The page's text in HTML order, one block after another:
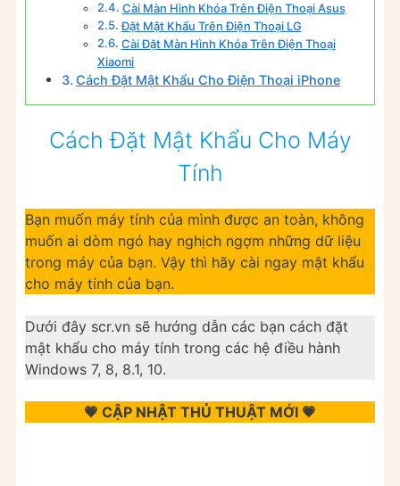
Cài Màn Hình Khóa Trên Điện Thoại Asus
Đặt Mật Khẩu Trên Điện Thoại LG
Cài Đặt Màn Hình Khóa Trên Điện Thoại
Xiaomi
Cách Đặt Mật Khẩu Cho Điện Thoại iPhone
Cách Đặt Mật Khẩu Cho Máy
Tính
Bạn muốn máy tính của mình được an toàn, không
muốn ai dòm ngó hay nghịch ngợm những dữ liệu
trong máy của bạn. Vậy thì hãy cài ngay mật khẩu
cho máy tính của bạn.
Dưới đây scr.vn sẽ hướng dẫn các bạn cách đặt
mật khẩu cho máy tính trong các hệ điều hành
Windows 7, 8, 8.1, 10.
💗 CẬP NHẬT THỦ THUẬT MỚI 💗